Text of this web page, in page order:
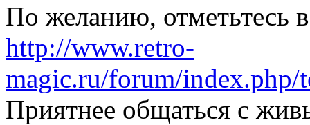
По желанию, отметьтесь
http://www.retro-
magic.ru/forum/
Приятнее общаться с